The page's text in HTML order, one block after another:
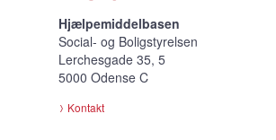
Hjælpemiddelbasen
Social- og Boligstyrelsen
Lerchesgade 35, 5
5000 Odense C
Kontakt